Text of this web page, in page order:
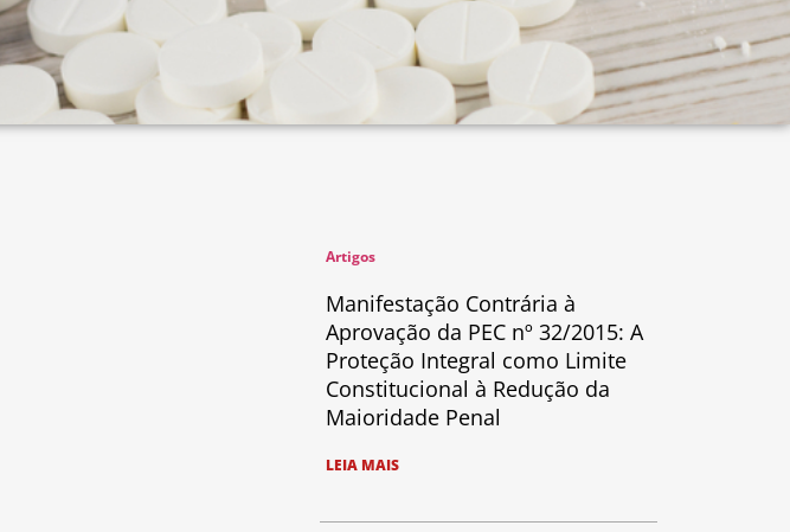
Artigos
Manifestação Contrária à
Aprovação da PEC nº 32/2015: A
Proteção Integral como Limite
Constitucional à Redução da
Maioridade Penal
LEIA MAIS